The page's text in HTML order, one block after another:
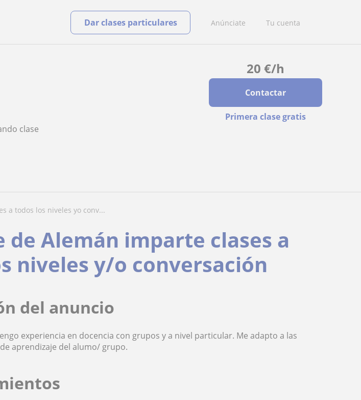
Anúnciate Tu cuenta
Dar clases particulares
20 €/h
Contactar
Primera clase gratis
clase
a todos los niveles yo conv...
de Alemán imparte clases a
niveles y/o conversación
del anuncio
experiencia en docencia con grupos y a nivel particular. Me adapto a las
aprendizaje del alumo/ grupo.